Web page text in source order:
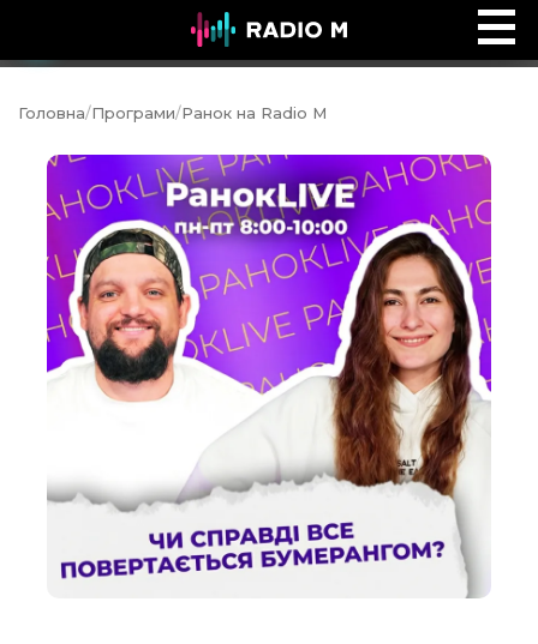
Ефір Radio M
Головна/Програми/Ранок на Radio M